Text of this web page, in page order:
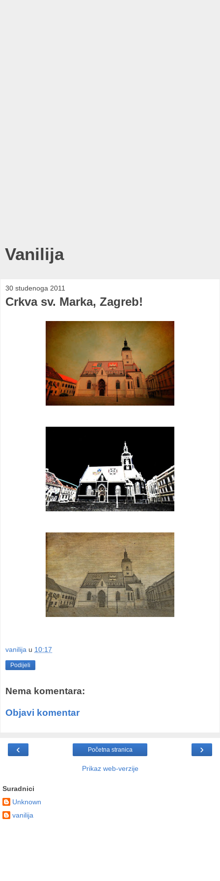
Vanilija
30 studenoga 2011
Crkva sv. Marka, Zagreb!
vanilija u 10:17
Podijeli
Nema komentara:
Objavi komentar
‹ ›
Početna stranica
Prikaz web-verzije
Suradnici
Unknown
vanilija